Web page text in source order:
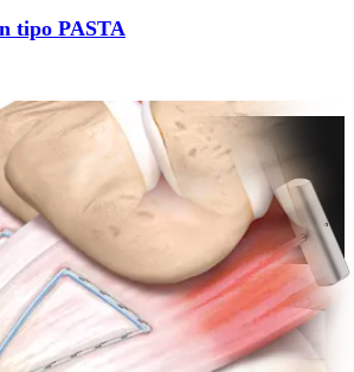
tipo PASTA
ayudarlo?
oportunidades educativas
hay de nuevo en Arthrex?